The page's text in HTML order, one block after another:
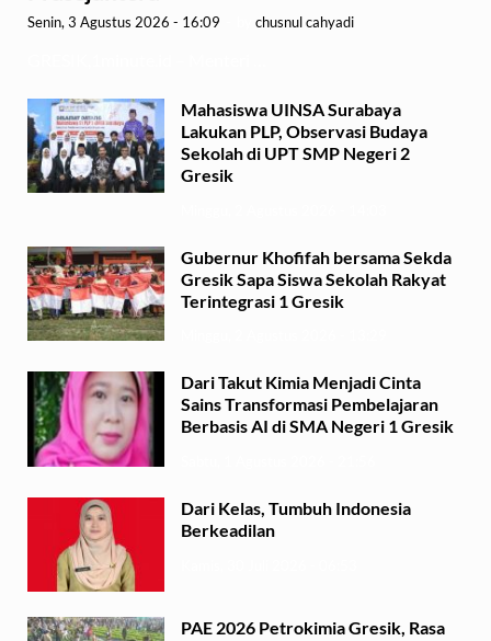
Senin, 3 Agustus 2026 - 16:09 chusnul cahyadi
Mahasiswa UINSA Surabaya
Lakukan PLP, Observasi Budaya
Sekolah di UPT SMP Negeri 2
Gresik
Gubernur Khofifah bersama Sekda
Gresik Sapa Siswa Sekolah Rakyat
Terintegrasi 1 Gresik
Dari Takut Kimia Menjadi Cinta
Sains Transformasi Pembelajaran
Berbasis AI di SMA Negeri 1 Gresik
Dari Kelas, Tumbuh Indonesia
Berkeadilan
PAE 2026 Petrokimia Gresik, Rasa